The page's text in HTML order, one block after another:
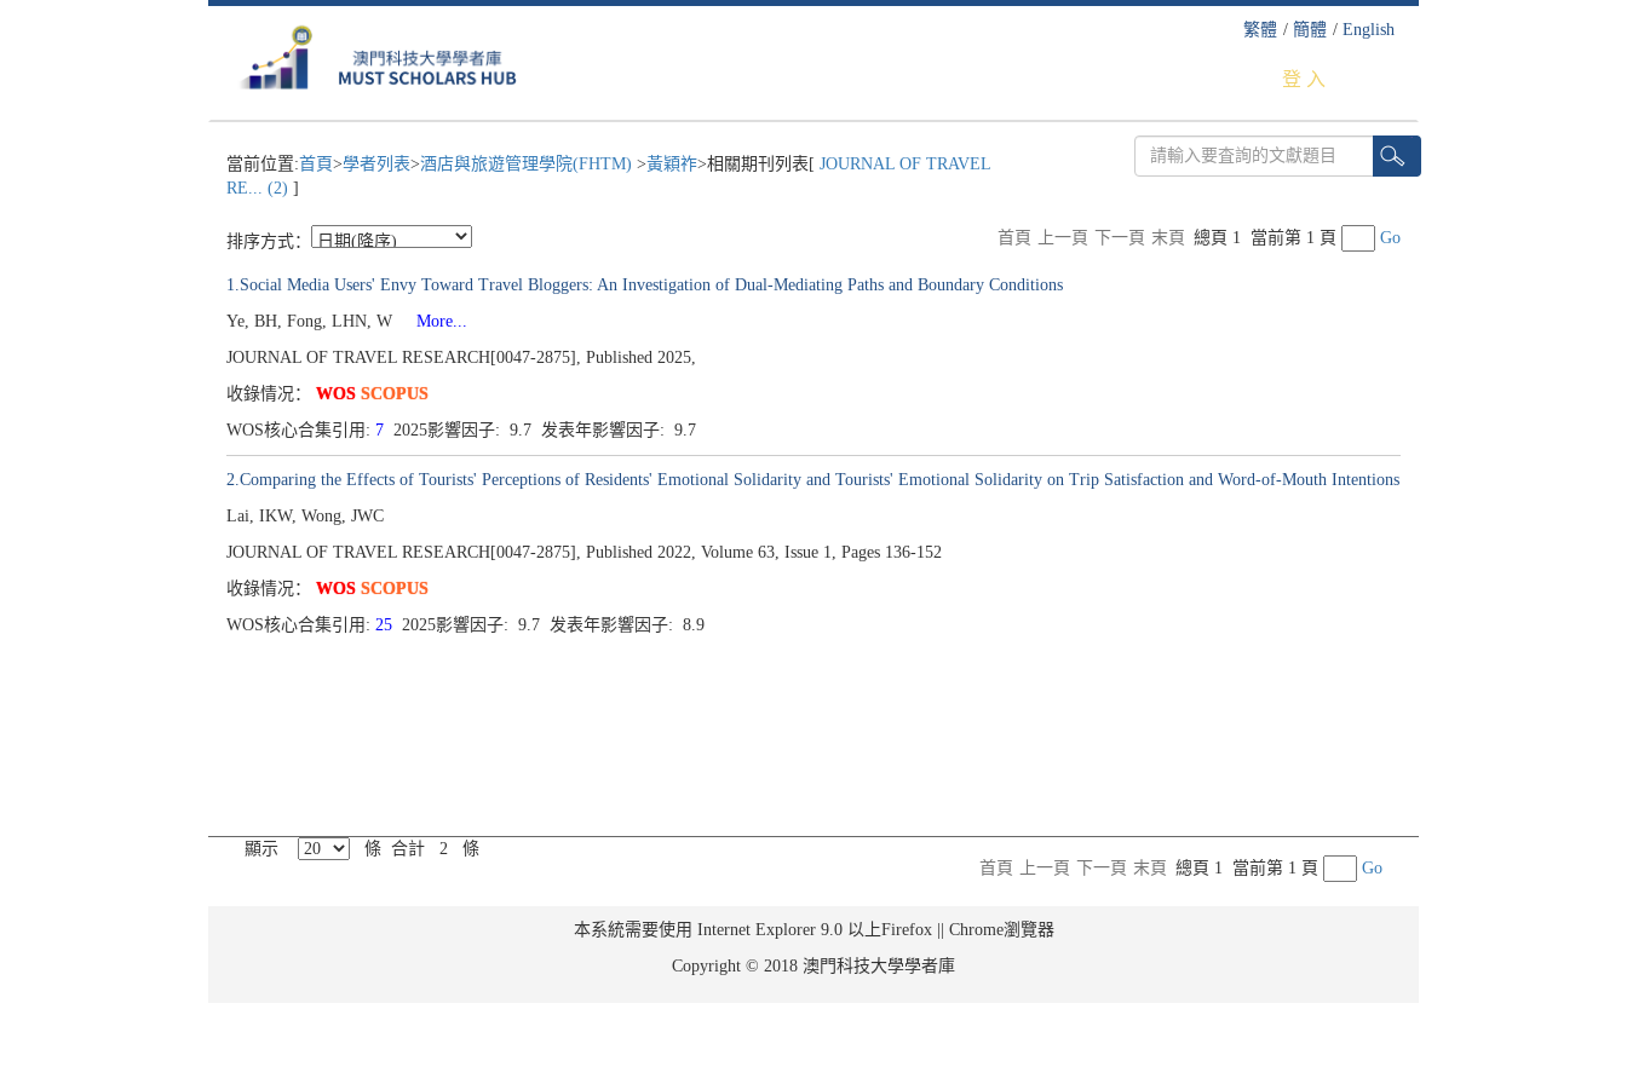
繁體 / 簡體 / English
登 入
當前位置:首頁>學者列表>酒店與旅遊管理學院(FHTM) >黃穎祚>相關期刊列表[ JOURNAL OF TRAVEL
RE... (2) ]
排序方式： 首頁 上一頁 下一頁 末頁 總頁 1 當前第 1 頁 Go
1.Social Media Users' Envy Toward Travel Bloggers: An Investigation of Dual-Mediating Paths and Boundary Conditions
Ye, BH, Fong, LHN, W
More...
JOURNAL OF TRAVEL RESEARCH[0047-2875], Published 2025,
收錄情况： WOS SCOPUS
WOS核心合集引用: 7 2025影響因子: 9.7 发表年影響因子: 9.7
2.Comparing the Effects of Tourists' Perceptions of Residents' Emotional Solidarity and Tourists' Emotional Solidarity on Trip Satisfaction and Word-of-Mouth Intentions
Lai, IKW, Wong, JWC
JOURNAL OF TRAVEL RESEARCH[0047-2875], Published 2022, Volume 63, Issue 1, Pages 136-152
收錄情况： WOS SCOPUS
WOS核心合集引用: 25 2025影響因子: 9.7 发表年影響因子: 8.9
顯示
條 合計 2 條
首頁
上一頁 下一頁 末頁 總頁 1 當前第 1 頁 Go
本系統需要使用 Internet Explorer 9.0 以上Firefox || Chrome瀏覽器
Copyright © 2018 澳門科技大學學者庫